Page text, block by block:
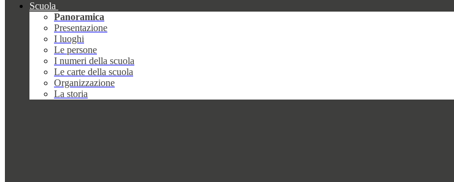
Scuola
Panoramica
Presentazione
I luoghi
Le persone
I numeri della scuola
Le carte della scuola
Organizzazione
La storia